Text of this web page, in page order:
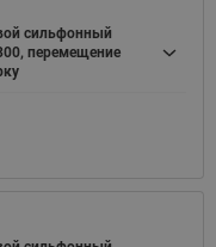
сильфонный
перемещение